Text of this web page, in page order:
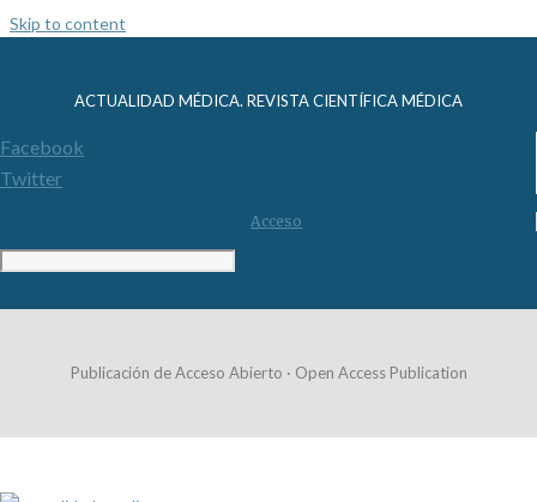
Skip to content
ACTUALIDAD MÉDICA. REVISTA CIENTÍFICA MÉDICA
Facebook
Twitter
Acceso
Publicación de Acceso Abierto · Open Access Publication